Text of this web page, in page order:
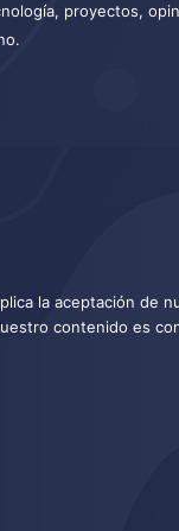
proyectos,
la aceptación de
contenido es